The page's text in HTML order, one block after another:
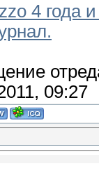
4 года
09:27